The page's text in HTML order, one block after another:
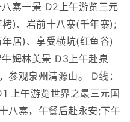
寨一景 D2上午游览三元
)、岩前十八寨(千年寨);
居)、享受横坑(红鱼谷)
姆林美景 D3上午赴泉
参观泉州清源山。 D线：
上午游览世界之最三元国
八寨，午餐后赴永安;下午